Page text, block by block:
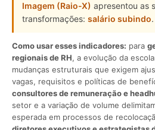
Imagem (Raio-X) apresentou as
transformações: salário subindo.
Como usar esses indicadores: para
regionais de RH, a evolução da
mudanças estruturais que exigem
vagas, requisitos e políticas de
consultores de remuneração e
setor e a variação de volume
esperada em processos de